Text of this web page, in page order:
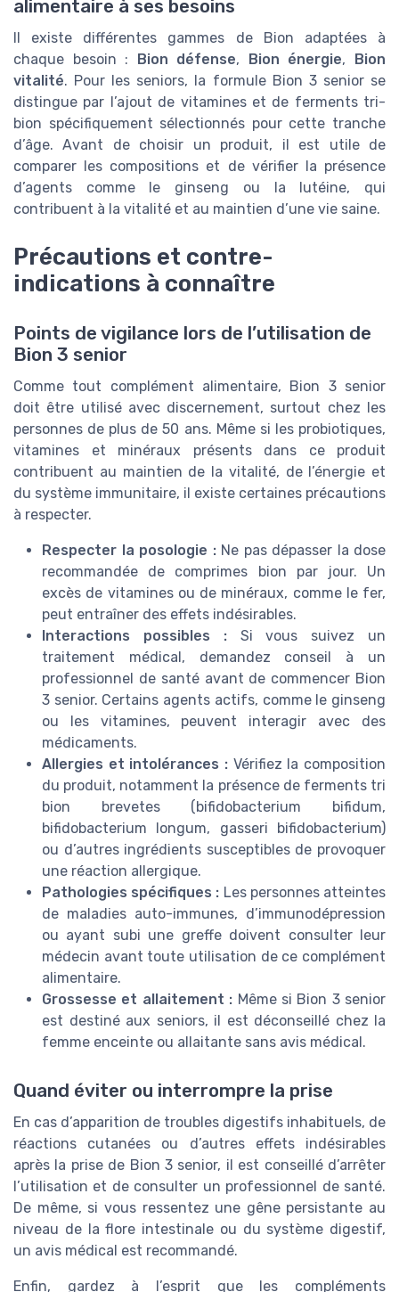
alimentaire à ses besoins
Il existe différentes gammes de Bion adaptées à
chaque besoin : Bion défense, Bion énergie, Bion
vitalité. Pour les seniors, la formule Bion 3 senior se
distingue par l’ajout de vitamines et de ferments tri-
bion spécifiquement sélectionnés pour cette tranche
d’âge. Avant de choisir un produit, il est utile de
comparer les compositions et de vérifier la présence
d’agents comme le ginseng ou la lutéine, qui
contribuent à la vitalité et au maintien d’une vie saine.
Précautions et contre-
indications à connaître
Points de vigilance lors de l’utilisation de
Bion 3 senior
Comme tout complément alimentaire, Bion 3 senior
doit être utilisé avec discernement, surtout chez les
personnes de plus de 50 ans. Même si les probiotiques,
vitamines et minéraux présents dans ce produit
contribuent au maintien de la vitalité, de l’énergie et
du système immunitaire, il existe certaines précautions
à respecter.
Respecter la posologie :Ne pas dépasser la dose
recommandée de comprimes bion par jour. Un
excès de vitamines ou de minéraux, comme le fer,
peut entraîner des effets indésirables.
Interactions possibles :Si vous suivez un
traitement médical, demandez conseil à un
professionnel de santé avant de commencer Bion
3 senior. Certains agents actifs, comme le ginseng
ou les vitamines, peuvent interagir avec des
médicaments.
Allergies et intolérances : Vérifiez la composition
du produit, notamment la présence de ferments tri
bion brevetes (bifidobacterium bifidum,
bifidobacterium longum, gasseri bifidobacterium)
ou d’autres ingrédients susceptibles de provoquer
une réaction allergique.
Pathologies spécifiques : Les personnes atteintes
de maladies auto-immunes, d’immunodépression
ou ayant subi une greffe doivent consulter leur
médecin avant toute utilisation de ce complément
alimentaire.
Grossesse et allaitement : Même si Bion 3 senior
est destiné aux seniors, il est déconseillé chez la
femme enceinte ou allaitante sans avis médical.
Quand éviter ou interrompre la prise
En cas d’apparition de troubles digestifs inhabituels, de
réactions cutanées ou d’autres effets indésirables
après la prise de Bion 3 senior, il est conseillé d’arrêter
l’utilisation et de consulter un professionnel de santé.
De même, si vous ressentez une gêne persistante au
niveau de la flore intestinale ou du système digestif,
un avis médical est recommandé.
Enfin, gardez à l’esprit que les compléments